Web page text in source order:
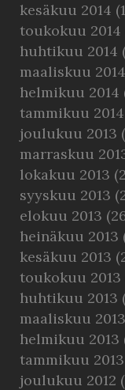
kesäkuu 2014
toukokuu 2014
huhtikuu 2014
maaliskuu 2014
helmikuu 2014
tammikuu 2014
joulukuu 2013
marraskuu
lokakuu 2013
syyskuu 2013
elokuu 2013
heinäkuu 2013
kesäkuu 2013
toukokuu 2013
huhtikuu 2013
maaliskuu 2013
helmikuu 2013
tammikuu 2013
joulukuu 2012